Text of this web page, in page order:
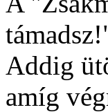
Addig
amíg